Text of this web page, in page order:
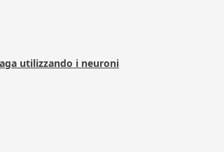
utilizzando i neuroni